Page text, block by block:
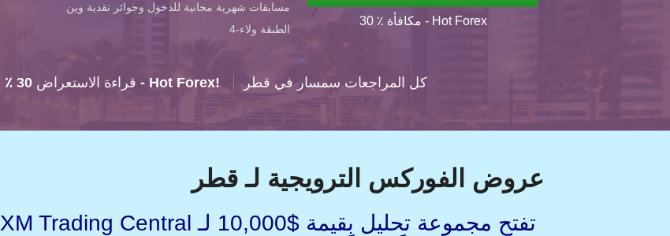
مسابقات شهرية مجانية للدخول وجوائز نقدية وين
4-الطبقة ولاء
30 ٪ مكافأة - Hot Forex
Hot Forex: قراءة الاستعراض 30 ٪ مكافأة - Hot Forex! كل المراجعات سمسار في قطر
عروض الفوركس الترويجية لـ قطر
XM Trading Central تفتح مجموعة تحليل بقيمة $10,000 لـ